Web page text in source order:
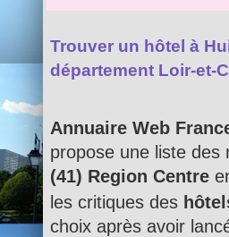
Trouver un hôtel à
département Loir-et-
Annuaire Web
propose une liste des
(41) Region Centre
les critiques des
choix après avoir